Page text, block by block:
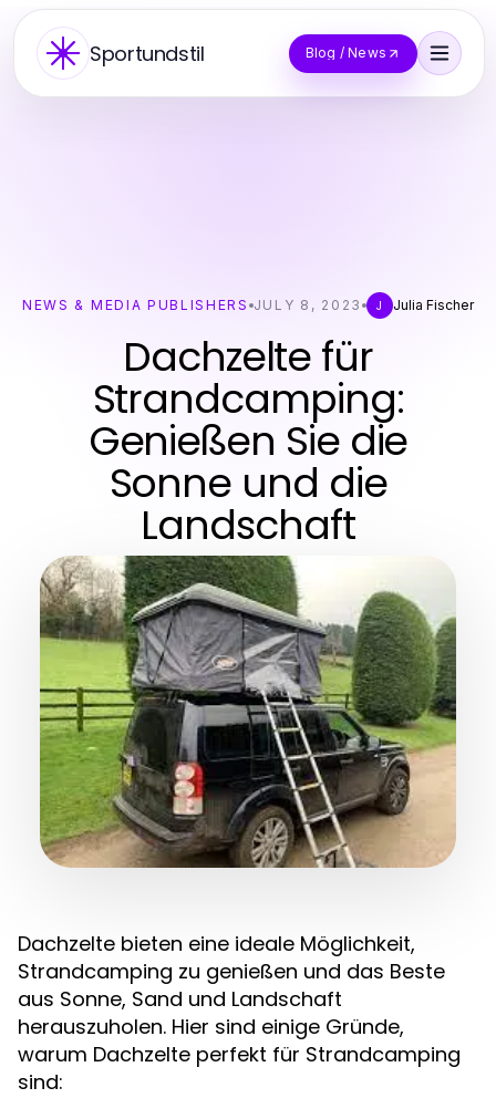
Sportundstil Blog / News
NEWS & MEDIA PUBLISHERS JULY 8, 2023 J Julia Fischer
Dachzelte für
Strandcamping:
Genießen Sie die
Sonne und die
Landschaft
Dachzelte bieten eine ideale Möglichkeit,
Strandcamping zu genießen und das Beste
aus Sonne, Sand und Landschaft
herauszuholen. Hier sind einige Gründe,
warum Dachzelte perfekt für Strandcamping
sind: